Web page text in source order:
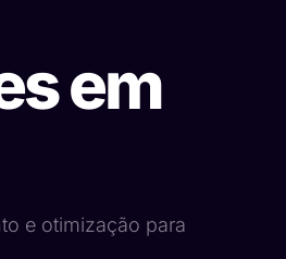
em
e otimização para